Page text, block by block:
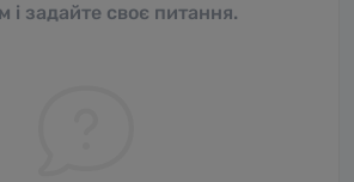
і задайте своє питання.